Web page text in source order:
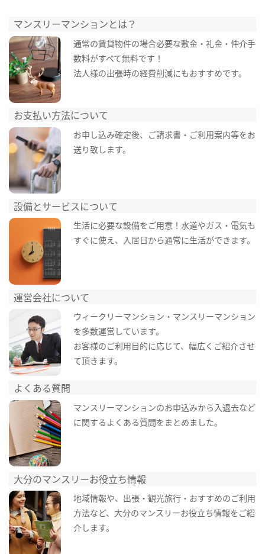
マンスリーマンションとは？
通常の賃貸物件の場合必要な敷金・礼金・仲介手
数料がすべて無料です！
法人様の出張時の経費削減にもおすすめです。
お支払い方法について
お申し込み確定後、ご請求書・ご利用案内等をお
送り致します。
設備とサービスについて
生活に必要な設備をご用意！水道やガス・電気も
すぐに使え、入居日から通常に生活ができます。
運営会社について
ウィークリーマンション・マンスリーマンション
を多数運営しています。
お客様のご利用目的に応じて、幅広くご紹介させ
て頂きます。
よくある質問
マンスリーマンションのお申込みから入退去など
に関するよくある質問をまとめました。
大分のマンスリーお役立ち情報
地域情報や、出張・観光旅行・おすすめのご利用
方法など、大分のマンスリーお役立ち情報をご紹
介します。